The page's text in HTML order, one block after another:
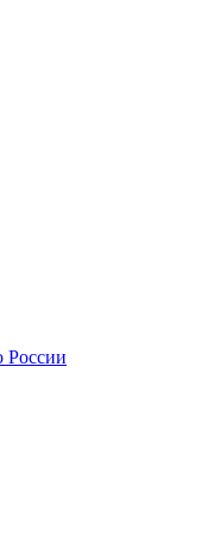
России